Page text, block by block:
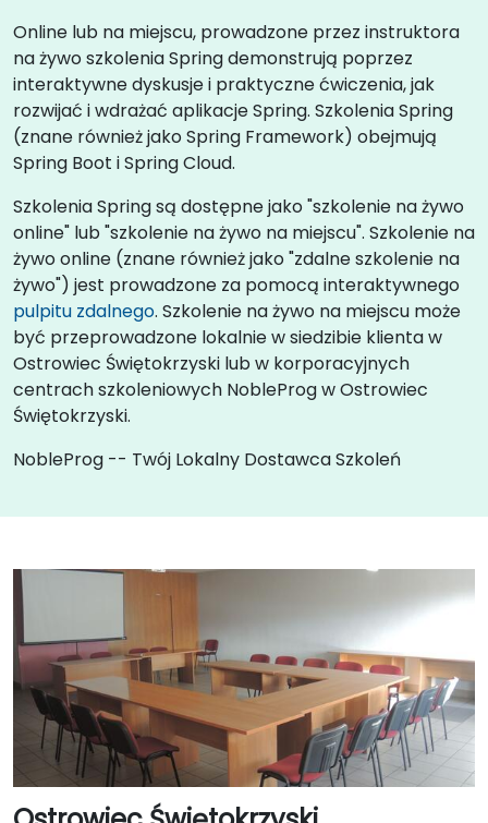
Online lub na miejscu, prowadzone przez instruktora
na żywo szkolenia Spring demonstrują poprzez
interaktywne dyskusje i praktyczne ćwiczenia, jak
rozwijać i wdrażać aplikacje Spring. Szkolenia Spring
(znane również jako Spring Framework) obejmują
Spring Boot i Spring Cloud.
Szkolenia Spring są dostępne jako "szkolenie na żywo
online" lub "szkolenie na żywo na miejscu". Szkolenie na
żywo online (znane również jako "zdalne szkolenie na
żywo") jest prowadzone za pomocą interaktywnego
pulpitu zdalnego. Szkolenie na żywo na miejscu może
być przeprowadzone lokalnie w siedzibie klienta w
Ostrowiec Świętokrzyski lub w korporacyjnych
centrach szkoleniowych NobleProg w Ostrowiec
Świętokrzyski.
NobleProg -- Twój Lokalny Dostawca Szkoleń